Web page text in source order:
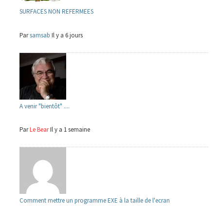
SURFACES NON REFERMEES
Parsamsab Il y a 6 jours
A venir "bientôt" ....
ParLe BearIl y a 1 semaine
Comment mettre un programme EXE à la taille de l'ecran